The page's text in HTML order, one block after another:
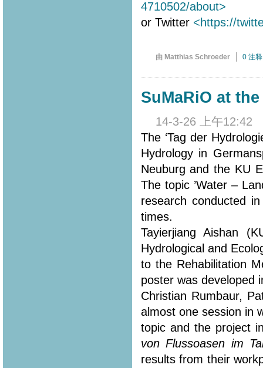
4710502/about>
or Twitter <https://
由 Matthias Schroeder 0 注释
SuMaRiO at
14-3-26 上午12:42
The ‘Tag der
Hydrology in
Neuburg and the KU
The topic ’Water –
research conducted
times.
Tayierjiang Aishan
Hydrological and
to the Rehabilitation
poster was developed
Christian Rumbaur,
almost one session in
topic and the project
von Flussoasen im
results from their